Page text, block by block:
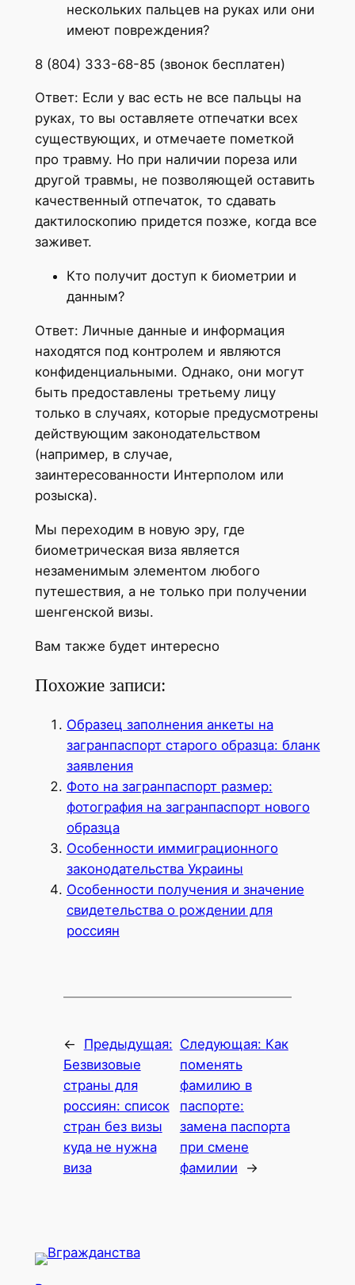
нескольких пальцев на руках или они
имеют повреждения?
8 (804) 333-68-85 (звонок бесплатен)
Ответ: Если у вас есть не все пальцы на
руках, то вы оставляете отпечатки всех
существующих, и отмечаете пометкой
про травму. Но при наличии пореза или
другой травмы, не позволяющей оставить
качественный отпечаток, то сдавать
дактилоскопию придется позже, когда все
заживет.
Кто получит доступ к биометрии и
данным?
Ответ: Личные данные и информация
находятся под контролем и являются
конфиденциальными. Однако, они могут
быть предоставлены третьему лицу
только в случаях, которые предусмотрены
действующим законодательством
(например, в случае,
заинтересованности Интерполом или
розыска).
Мы переходим в новую эру, где
биометрическая виза является
незаменимым элементом любого
путешествия, а не только при получении
шенгенской визы.
Вам также будет интересно
Похожие записи:
Образец заполнения анкеты на
загранпаспорт старого образца: бланк
заявления
Фото на загранпаспорт размер:
фотография на загранпаспорт нового
образца
Особенности иммиграционного
законодательства Украины
Особенности получения и значение
свидетельства о рождении для
россиян
←
Предыдущая:
Безвизовые
страны для
россиян: список
стран без визы
куда не нужна
виза
Следующая: Как
поменять
фамилию в
паспорте:
замена паспорта
при смене
фамилии
→